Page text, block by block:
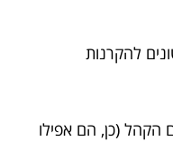
להקרנות
הקהל (כן, הם אפילו